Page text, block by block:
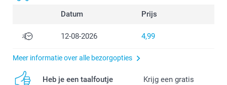
Datum Prijs
12-08-2026 4,99
Meer informatie over alle bezorgopties
Heb je een taalfoutje
Krijg een gratis